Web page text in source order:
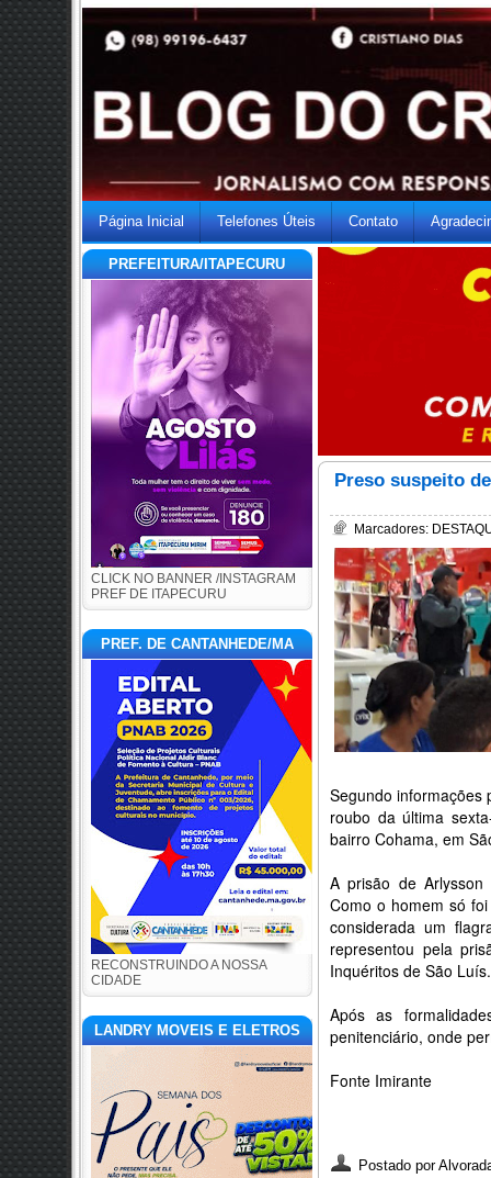
Página Inicial Telefones Úteis Contato
PREFEITURA/ITAPECURU
CLICK NO BANNER /INSTAGRAM
PREF DE ITAPECURU
PREF. DE CANTANHEDE/MA
RECONSTRUINDO A NOSSA
CIDADE
LANDRY MOVEIS E ELETROS
Preso suspeito
Marcadores:
Segundo informações
roubo da última
bairro Cohama, em
A prisão de Arlysson
Como o homem só
considerada um
representou pela
Inquéritos de São Luís.
Após as
penitenciário, onde
Fonte Imirante
Postado por